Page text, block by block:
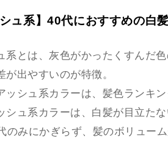
シュ系】40代におすすめの白
系とは、灰色がかったくすんだ
が出やすいのが特徴。
ッシュ系カラーは、髪色ランキ
シュ系カラーは、白髪が目立た
のみにかぎらず、髪のボリュー